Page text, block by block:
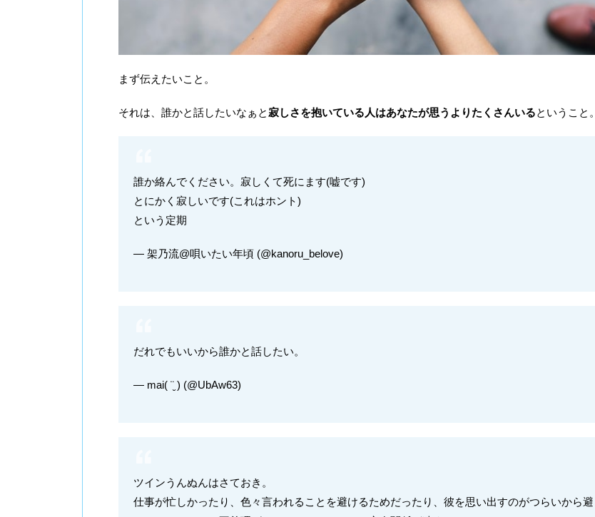
まず伝えたいこと。
それは、誰かと話したいなぁと 寂しさを抱いている人はあなたが思うよりたくさんいるということ。
誰か絡んでください。寂しくて死にます(嘘です)
とにかく寂しいです(これはホント)
という定期
— 架乃流@唄いたい年頃 (@kanoru_belove)
だれでもいいから誰かと話したい。
— mai( ¨̮ ) (@UbAw63)
ツインうんぬんはさておき。
仕事が忙しかったり、色々言われることを避けるためだったり、彼を思い出すのがつらいから避